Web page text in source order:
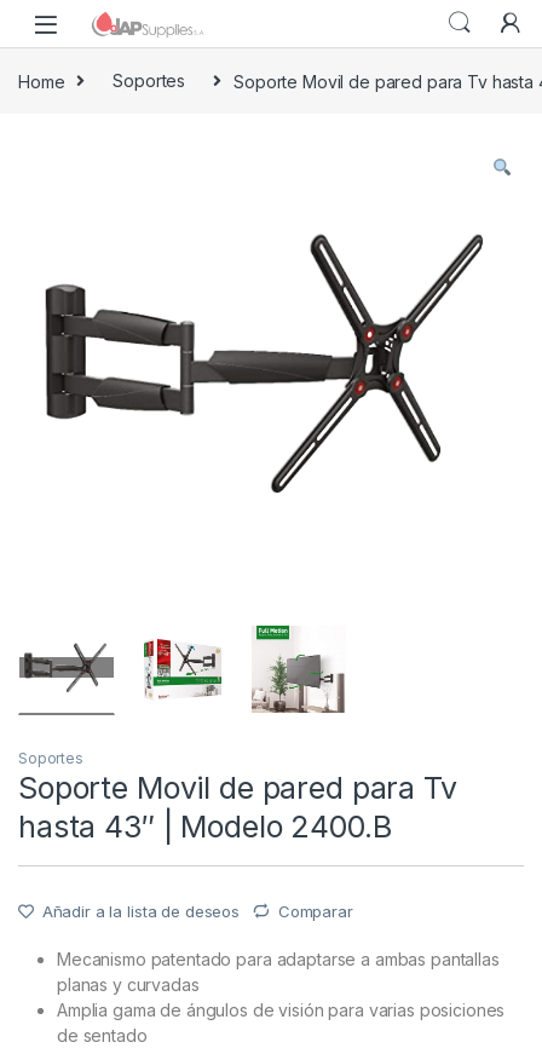
Home Soportes Soporte Movil de pared para Tv hasta
Soportes
Soporte Movil de pared para Tv
hasta 43″ | Modelo 2400.B
Añadir a la lista de deseos Comparar
Mecanismo patentado para adaptarse a ambas pantallas
planas y curvadas
Amplia gama de ángulos de visión para varias posiciones
de sentado